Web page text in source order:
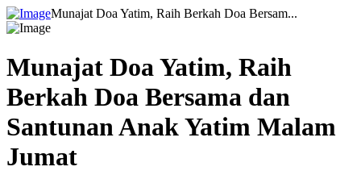
Munajat Doa Yatim, Raih Berkah Doa Bersam...
Munajat Doa Yatim, Raih
Berkah Doa Bersama dan
Santunan Anak Yatim Malam
Jumat